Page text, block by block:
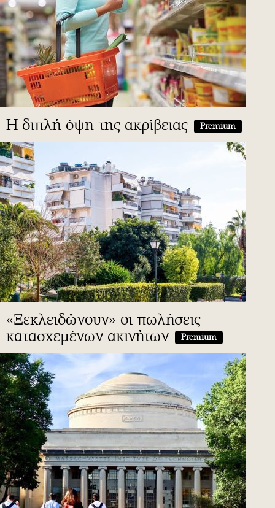
Η διπλή όψη της ακρίβειας Premium
«Ξεκλειδώνουν» οι πωλήσεις
κατασχεμένων ακινήτων
Premium